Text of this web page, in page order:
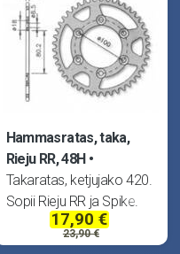
Hammasratas, taka,
Rieju RR, 48H
Takaratas, ketjujako 420.
Sopii Rieju RR ja Spike.
17,90 €
23,90 €